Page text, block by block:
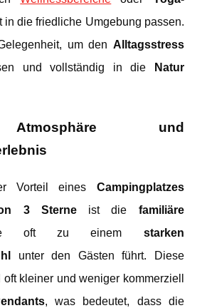
in die friedliche Umgebung passen.
um den Alltagsstress
und vollständig in die
Natur
und
Vorteil eines Campingplatzes
3 Sterneist die familiäre
oft zu einem starken
unter den Gästen führt. Diese
oft kleiner und weniger kommerziell
, was bedeutet, dass die